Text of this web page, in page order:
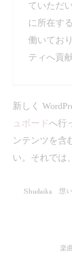
ていただ
に所在す
働いてお
ティへ貢
新しく
ュボードへ行
ンテンツを含
い。それでは
Shudaika 想
楽